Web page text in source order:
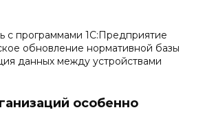
с программами 1С:Предприятие
обновление нормативной базы
данных между устройствами
особенно